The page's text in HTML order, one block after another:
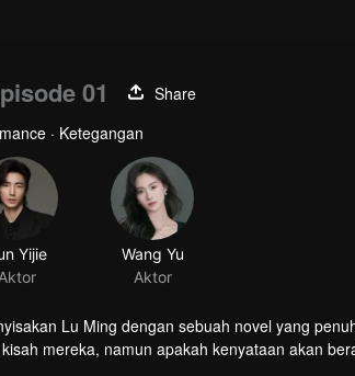
01
Share
· Ketegangan
Yijie
Aktor
Wang Yu
Aktor
Lu Ming dengan sebuah novel yang
mereka, namun apakah kenyataan akan